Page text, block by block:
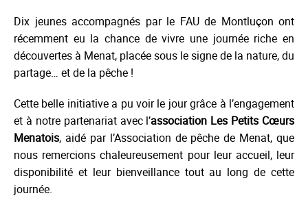
Dix jeunes accompagnés par le FAU de Montluçon ont
récemment eu la chance de vivre une journée riche en
découvertes à Menat, placée sous le signe de la nature, du
partage… et de la pêche !
Cette belle initiative a pu voir le jour grâce à l’engagement
et à notre partenariat avec l’association Les Petits Cœurs
Menatois, aidé par l’Association de pêche de Menat, que
nous remercions chaleureusement pour leur accueil, leur
disponibilité et leur bienveillance tout au long de cette
journée.